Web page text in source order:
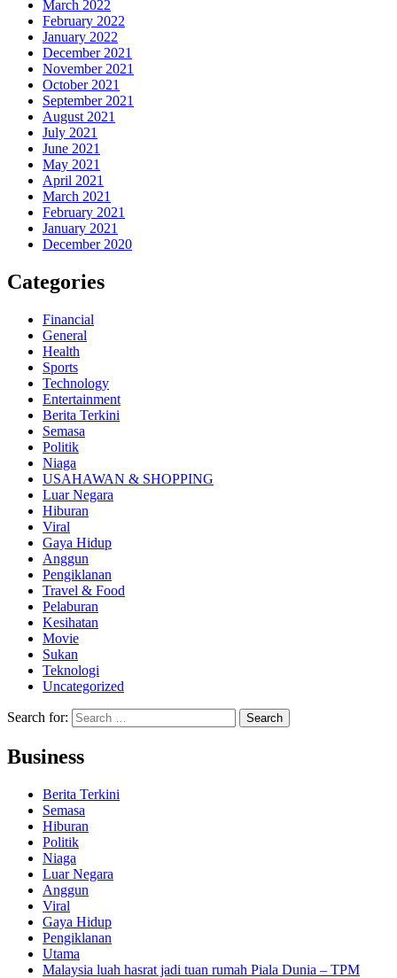
March 2022
February 2022
January 2022
December 2021
November 2021
October 2021
September 2021
August 2021
July 2021
June 2021
May 2021
April 2021
March 2021
February 2021
January 2021
December 2020
Categories
Financial
General
Health
Sports
Technology
Entertainment
Berita Terkini
Semasa
Politik
Niaga
USAHAWAN & SHOPPING
Luar Negara
Hiburan
Viral
Gaya Hidup
Anggun
Pengiklanan
Travel & Food
Pelaburan
Kesihatan
Movie
Sukan
Teknologi
Uncategorized
Search for:
Business
Berita Terkini
Semasa
Hiburan
Politik
Niaga
Luar Negara
Anggun
Viral
Gaya Hidup
Pengiklanan
Utama
Malaysia luah hasrat jadi tuan rumah Piala Dunia – TPM